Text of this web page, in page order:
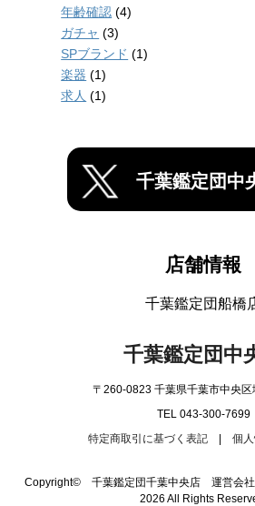
年齢確認 (4)
ガチャ (3)
SPブランド (1)
楽器 (1)
求人 (1)
千葉鑑定団中
店舗情報
千葉鑑定団船橋
千葉鑑定団中
〒260-0823 千葉県千葉市中央
TEL 043-300-7699
特定商取引に基づく表記| 個
Copyright© 千葉鑑定団千葉中央店 運営会社
2026 All Rights